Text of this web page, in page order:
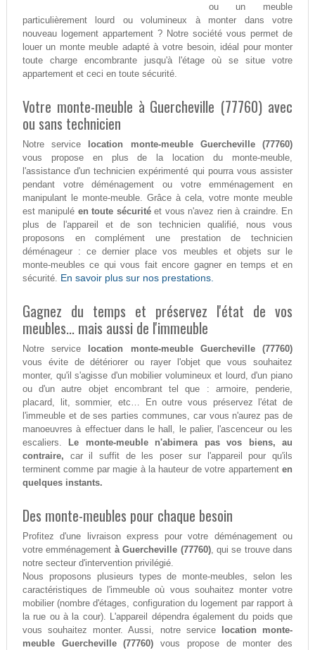
ou un meuble
particulièrement lourd ou volumineux à monter dans votre
nouveau logement appartement ? Notre société vous permet de
louer un monte meuble adapté à votre besoin, idéal pour monter
toute charge encombrante jusqu'à l'étage où se situe votre
appartement et ceci en toute sécurité.
Votre monte-meuble à Guercheville (77760) avec
ou sans technicien
Notre service
location monte-meuble Guercheville (77760)
vous propose en plus de la location du monte-meuble,
l'assistance d'un technicien expérimenté qui pourra vous assister
pendant votre déménagement ou votre emménagement en
manipulant le monte-meuble. Grâce à cela, votre monte meuble
est manipulé en toute sécuritéet vous n'avez rien à craindre. En
plus de l'appareil et de son technicien qualifié, nous vous
proposons en complément une prestation de technicien
déménageur : ce dernier place vos meubles et objets sur le
monte-meubles ce qui vous fait encore gagner en temps et en
sécurité. En savoir plus sur nos prestations.
Gagnez du temps et préservez l'état de vos
meubles... mais aussi de l'immeuble
Notre service
location monte-meuble Guercheville (77760)
vous évite de détériorer ou rayer l'objet que vous souhaitez
monter, qu'il s'agisse d'un mobilier volumineux et lourd, d'un piano
ou d'un autre objet encombrant tel que : armoire, penderie,
placard, lit, sommier, etc… En outre vous préservez l'état de
l'immeuble et de ses parties communes, car vous n'aurez pas de
manoeuvres à effectuer dans le hall, le palier, l'ascenceur ou les
escaliers.
Le monte-meuble n'abimera pas vos biens, au
contraire, car il suffit de les poser sur l'appareil pour qu'ils
terminent comme par magie à la hauteur de votre appartementen
quelques instants.
Des monte-meubles pour chaque besoin
Profitez d'une livraison express pour votre déménagement ou
votre emménagement à Guercheville (77760), qui se trouve dans
notre secteur d'intervention privilégié.
Nous proposons plusieurs types de monte-meubles, selon les
caractéristiques de l'immeuble où vous souhaitez monter votre
mobilier (nombre d'étages, configuration du logement par rapport à
la rue ou à la cour). L'appareil dépendra également du poids que
vous souhaitez monter. Aussi, notre service
location monte-
meuble Guercheville (77760) vous propose de monter des